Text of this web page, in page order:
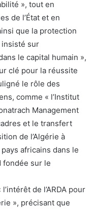
», tout en
de l’État et en
que la protection
insisté sur
le capital humain »,
clé pour la réussite
le rôle des
comme « l’Institut
Management
et le transfert
de l’Algérie à
africains dans le
fondée sur le
de l’ARDA pour
», précisant que